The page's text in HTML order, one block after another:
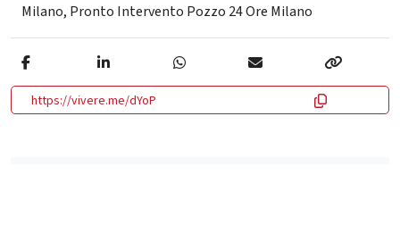
Milano, Pronto Intervento Pozzo 24 Ore Milano
https://vivere.me/dYoP